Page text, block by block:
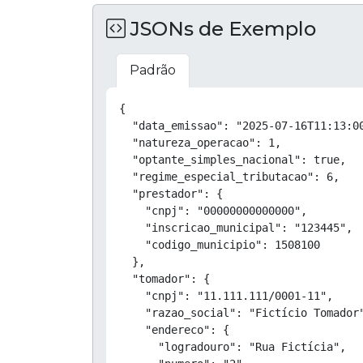
JSONs de Exemplo
Padrão
{
"data_emissao": "2025-07-
  "natureza_operacao": 1,
  "optante_simples_nacional": true,
  "regime_especial_tributacao": 6,
  "prestador": {
    "cnpj": "00000000000000",
    "inscricao_municipal": "123445",
    "codigo_municipio": 1508100
  },
  "tomador": {
    "cnpj": "11.111.111/0001-11",
"razao_social": "Fictício
    "endereco": {
      "logradouro": "Rua Fictícia",